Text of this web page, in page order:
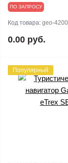
ПО ЗАПРОСУ
Код товара: geo-
0.00 руб.
Популярный